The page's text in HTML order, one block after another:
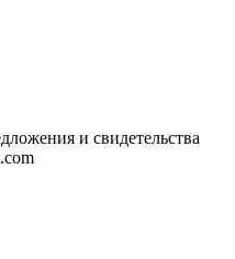
и свидетельства